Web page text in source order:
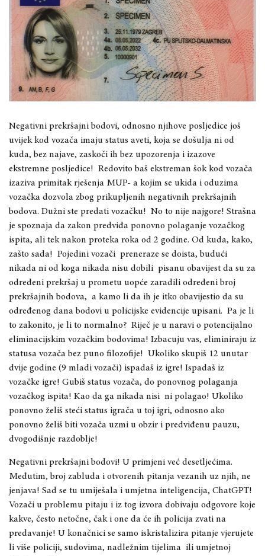
Negativni prekršajni bodovi, odnosno njihove posljedice još
uvijek kod vozača imaju status aveti, koja se došulja ni od
kuda, bez najave, zaskoči ih bez upozorenja i izazove
ekstremne posljedice! Redovito baš ekstreman šok kod vozača
izaziva primitak rješenja MUP- a kojim se ukida i oduzima
vozačka dozvola zbog prikupljenih negativnih prekršajnih
bodova. Dužni ste predati vozačku! No to nije najgore! Strašna
je spoznaja da zakon predviđa ponovno polaganje vozačkog
ispita, ali tek nakon proteka roka od 2 godine. Od kuda, kako,
zašto sada! Pojedini vozači preneraze se doista, budući
nikada ni od koga nikada nisu dobili pisanu obavijest da su za
određeni prekršaj u prometu uopće zaradili određeni broj
prekršajnih bodova, a kamo li da ih je itko obavijestio da su
određenog dana bodovi u policijske evidencije upisani. Pa je li
to zakonito, je li to normalno? Riječ je u naravi o potencijalno
eliminacijskim vozačkim bodovima! Izbacuju vas, eliminiraju iz
statusa vozača bez puno filozofije! Ukoliko skupiš 12 unutar
dvije godine (9 mladi vozači) ispadaš iz igre! Ispadaš iz
vozačke igre! Gubiš status vozača, do ponovnog polaganja
vozačkog ispita! Kao da ga nikada nisi ni polagao! Ukoliko
ponovno želiš steći status igrača u toj igri, odnosno ako
ponovno želiš biti vozača uzmi u obzir i predviđenu pauzu,
dvogodišnje razdoblje!
Negativni prekršajni bodovi! U primjeni već desetljećima.
Međutim, broj zabluda i otvorenih pitanja vezanih uz njih, ne
jenjava! Sad se tu umiješala i umjetna inteligencija, ChatGPT!
Vozači u problemu pitaju i iz tog izvora dobivaju odgovore koje
kakve, često netočne, čak i one da će ih policija zvati na
predavanje! U konačnici se samo iskristalizira pitanje vjerujete
li više policiji, sudovima, nadležnim tijelima ili umjetnoj